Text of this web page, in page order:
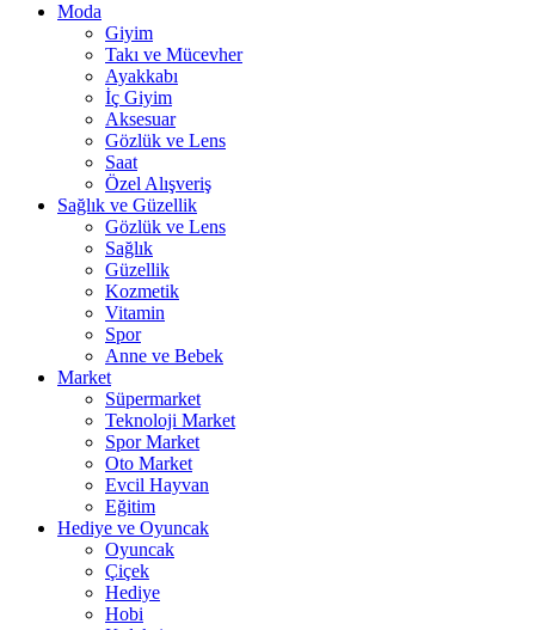
Moda
Giyim
Takı ve Mücevher
Ayakkabı
İç Giyim
Aksesuar
Gözlük ve Lens
Saat
Özel Alışveriş
Sağlık ve Güzellik
Gözlük ve Lens
Sağlık
Güzellik
Kozmetik
Vitamin
Spor
Anne ve Bebek
Market
Süpermarket
Teknoloji Market
Spor Market
Oto Market
Evcil Hayvan
Eğitim
Hediye ve Oyuncak
Oyuncak
Çiçek
Hediye
Hobi